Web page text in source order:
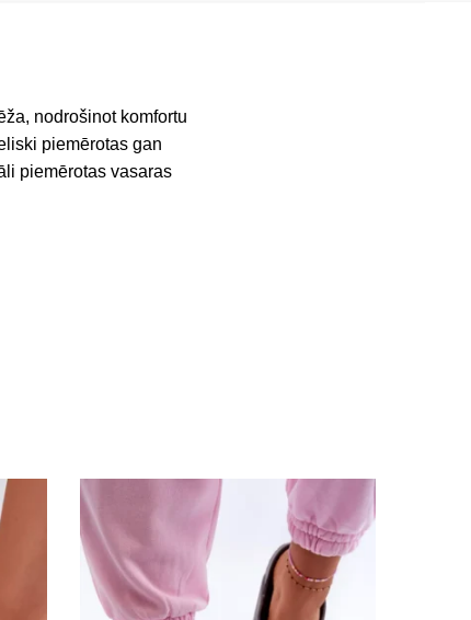
nodrošinot komfortu
piemērotas gan
piemērotas vasaras